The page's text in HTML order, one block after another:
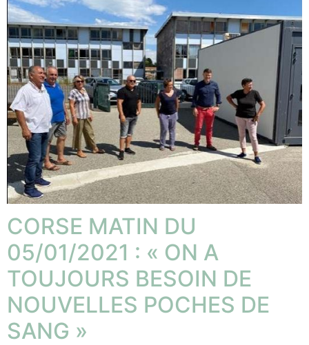
CORSE MATIN DU
05/01/2021 : « ON A
TOUJOURS BESOIN DE
NOUVELLES POCHES DE
SANG »